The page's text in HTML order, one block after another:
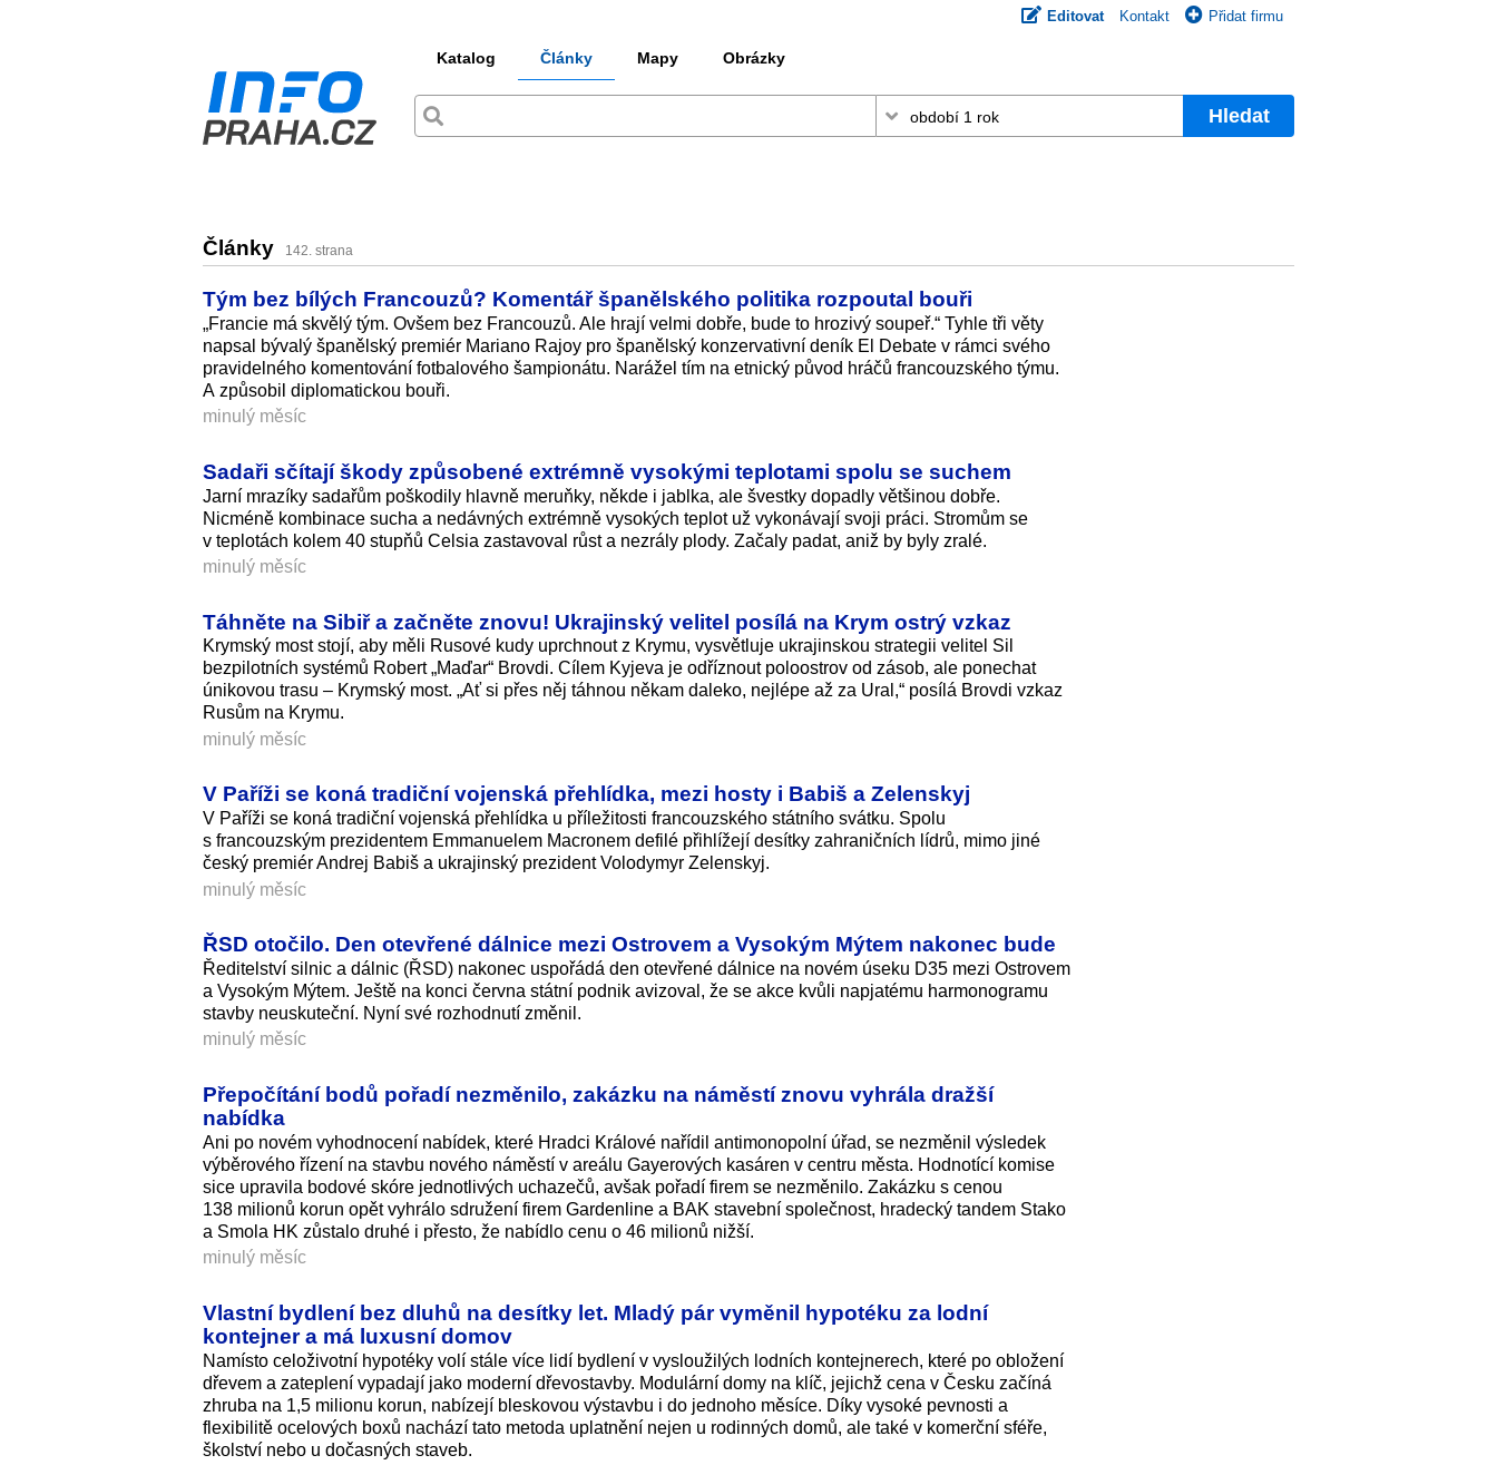
Editovat Kontakt Přidat firmu
Katalog Články Mapy Obrázky
Hledat
Články 142. strana
Tým bez bílých Francouzů? Komentář španělského politika rozpoutal bouři
„Francie má skvělý tým. Ovšem bez Francouzů. Ale hrají velmi dobře, bude to hrozivý soupeř.“ Tyhle tři věty
napsal bývalý španělský premiér Mariano Rajoy pro španělský konzervativní deník El Debate v rámci svého
pravidelného komentování fotbalového šampionátu. Narážel tím na etnický původ hráčů francouzského týmu.
A způsobil diplomatickou­ bouři.
minulý měsíc
Sadaři sčítají škody způsobené extrémně vysokými teplotami spolu se suchem
Jarní mrazíky sadařům poškodily hlavně meruňky, někde i jablka, ale švestky dopadly většinou dobře.
Nicméně kombinace sucha a nedávných extrémně vysokých teplot už vykonávají svoji práci. Stromům se
v teplotách kolem 40 stupňů Celsia zastavoval růst a nezrály plody. Začaly padat, aniž by byly zralé.
minulý měsíc
Táhněte na Sibiř a začněte znovu! Ukrajinský velitel posílá na Krym ostrý vzkaz
Krymský most stojí, aby měli Rusové kudy uprchnout z Krymu, vysvětluje ukrajinskou strategii velitel Sil
bezpilotních systémů Robert „Maďar“ Brovdi. Cílem Kyjeva je odříznout poloostrov od zásob, ale ponechat
únikovou trasu – Krymský most. „Ať si přes něj táhnou někam daleko, nejlépe až za Ural,“ posílá Brovdi vzkaz
Rusům na Krymu.
minulý měsíc
V Paříži se koná tradiční vojenská přehlídka, mezi hosty i Babiš a Zelenskyj
V Paříži se koná tradiční vojenská přehlídka u příležitosti francouzského státního svátku. Spolu
s francouzským prezidentem Emmanuelem Macronem defilé přihlížejí desítky zahraničních lídrů, mimo jiné
český premiér Andrej Babiš a ukrajinský prezident Volodymyr Zelenskyj.
minulý měsíc
ŘSD otočilo. Den otevřené dálnice mezi Ostrovem a Vysokým Mýtem nakonec bude
Ředitelství silnic a dálnic (ŘSD) nakonec uspořádá den otevřené dálnice na novém úseku D35 mezi Ostrovem
a Vysokým Mýtem. Ještě na konci června státní podnik avizoval, že se akce kvůli napjatému harmonogramu
stavby neuskuteční. Nyní své rozhodnutí změnil.
minulý měsíc
Přepočítání bodů pořadí nezměnilo, zakázku na náměstí znovu vyhrála dražší
nabídka
Ani po novém vyhodnocení nabídek, které Hradci Králové nařídil antimonopolní úřad, se nezměnil výsledek
výběrového řízení na stavbu nového náměstí v areálu Gayerových kasáren v centru města. Hodnotící komise
sice upravila bodové skóre jednotlivých uchazečů, avšak pořadí firem se nezměnilo. Zakázku s cenou
138 milionů korun opět vyhrálo sdružení firem Gardenline a BAK stavební společnost, hradecký tandem Stako
a Smola HK zůstalo druhé i přesto, že nabídlo cenu o 46 milionů nižší.
minulý měsíc
Vlastní bydlení bez dluhů na desítky let. Mladý pár vyměnil hypotéku za lodní
kontejner a má luxusní domov
Namísto celoživotní hypotéky volí stále více lidí bydlení v vysloužilých lodních kontejnerech, které po obložení
dřevem a zateplení vypadají jako moderní dřevostavby. Modulární domy na klíč, jejichž cena v Česku začíná
zhruba na 1,5 milionu korun, nabízejí bleskovou výstavbu i do jednoho měsíce. Díky vysoké pevnosti a
flexibilitě ocelových boxů nachází tato metoda uplatnění nejen u rodinných domů, ale také v komerční sféře,
školství nebo u dočasných staveb.